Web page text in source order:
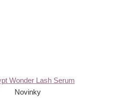
Novinky